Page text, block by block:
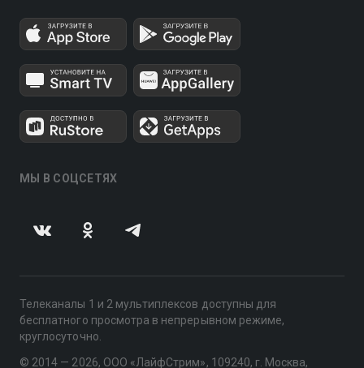
МЫ В СОЦСЕТЯХ
Телеканалы 1 и 2 мультиплексов доступны для
бесплатного просмотра в непрерывном режиме,
круглосуточно.
© 2014 — 2026, ООО «ЛайфСтрим», 109240, г. Москва,